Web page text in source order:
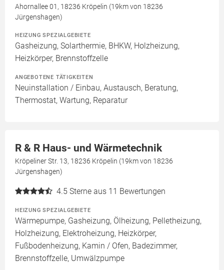
Ahornallee 01, 18236 Kröpelin (19km von 18236
Jürgenshagen)
HEIZUNG SPEZIALGEBIETE
Gasheizung, Solarthermie, BHKW, Holzheizung,
Heizkörper, Brennstoffzelle
ANGEBOTENE TÄTIGKEITEN
Neuinstallation / Einbau, Austausch, Beratung,
Thermostat, Wartung, Reparatur
R & R Haus- und Wärmetechnik
Kröpeliner Str. 13, 18236 Kröpelin (19km von 18236
Jürgenshagen)
4.5 Sterne aus 11 Bewertungen
HEIZUNG SPEZIALGEBIETE
Wärmepumpe, Gasheizung, Ölheizung, Pelletheizung,
Holzheizung, Elektroheizung, Heizkörper,
Fußbodenheizung, Kamin / Ofen, Badezimmer,
Brennstoffzelle, Umwälzpumpe